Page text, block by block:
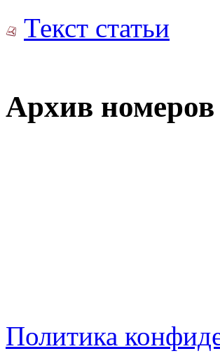
Текст статьи
Архив номеров
Политика